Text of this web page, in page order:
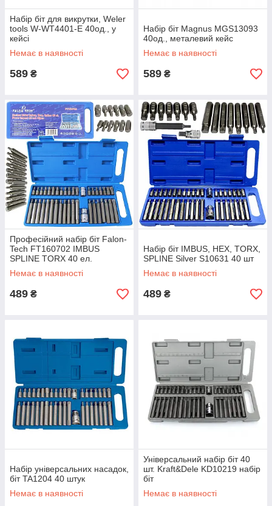
Набір біт для викрутки, Weler
tools W-WT4401-E 40од., у
кейсі
Немає в наявності
589 ₴
Набір біт Magnus MGS13093
40од., металевий кейс
Немає в наявності
589 ₴
Професійний набір біт Falon-
Tech FT160702 IMBUS
SPLINE TORX 40 ел.
Немає в наявності
489 ₴
Набір біт IMBUS, HEX, TORX,
SPLINE Silver S10631 40 шт
Немає в наявності
489 ₴
Набір універсальних насадок,
біт TA1204 40 штук
Немає в наявності
Універсальний набір біт 40
шт. Kraft&Dele KD10219 набір
біт
Немає в наявності